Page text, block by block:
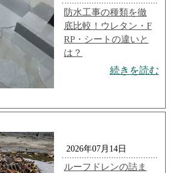
防水工事の種類を徹
底比較！ウレタン・F
RP・シートの違いと
は？
続きを読む
2026年07月14日
ルーフドレンの詰ま